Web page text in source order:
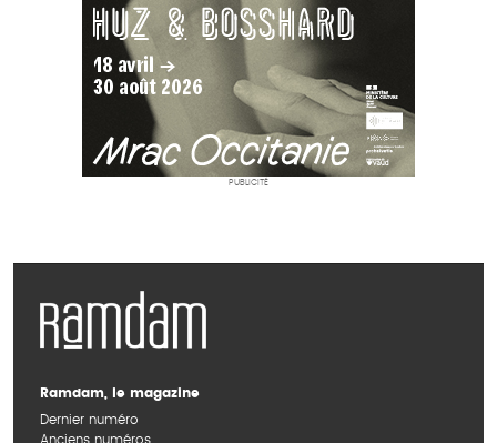
PUBLICITÉ
Ramdam, le magazine
Dernier numéro
Anciens numéros